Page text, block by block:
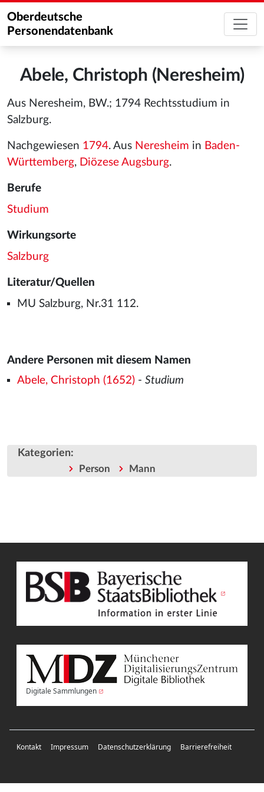
Oberdeutsche
Personendatenbank
Abele, Christoph (Neresheim)
Aus Neresheim, BW.; 1794 Rechtsstudium in
Salzburg.
Nachgewiesen 1794. Aus Neresheim in Baden-
Württemberg, Diözese Augsburg.
Berufe
Studium
Wirkungsorte
Salzburg
Literatur/Quellen
MU Salzburg, Nr.31 112.
Andere Personen mit diesem Namen
Abele, Christoph (1652)- Studium
Kategorien:
Person Mann
Digitale Sammlungen
Kontakt Impressum Datenschutzerklärung Barrierefreiheit